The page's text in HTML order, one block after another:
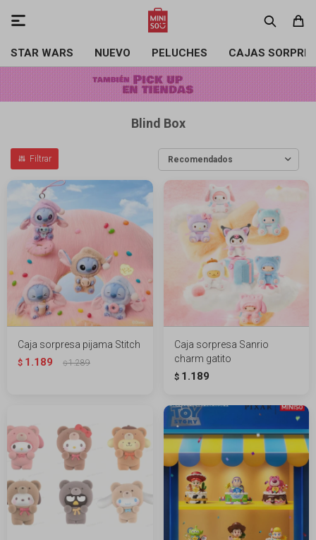
STAR WARS NUEVO PELUCHES CAJAS

Blind Box
Recomendados
Caja sorpresa pijama Stitch
$ 1.189 $1.289
Caja sorpresa Sanrio
charm gatito
$ 1.189